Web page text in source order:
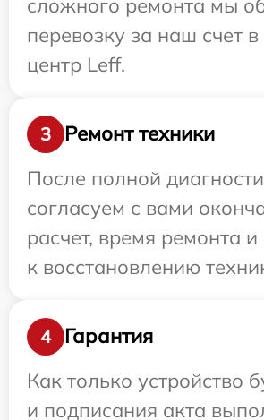
сложного ремонта мы
перевозку за наш счет
центр Leff.
3
Ремонт техники
После полной
согласуем с вами
расчет, время ремонта
к восстановлению
4
Гарантия
Как только устройство
и подписания акта